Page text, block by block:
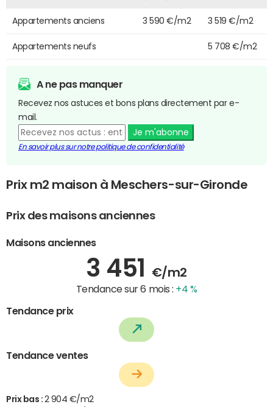
Appartements anciens 3 590 €/m2 3 519 €/m2
Appartements neufs 5 708 €/m2
A ne pas manquer
Recevez nos astuces et bons plans directement par e-
mail.
Je m'abonne
En savoir plus sur notre politique de confidentialité
Prix m2 maison à Meschers-sur-Gironde
Prix des maisons anciennes
Maisons anciennes
3 451 €/m2
Tendance sur 6 mois : +4 %
Tendance prix
Tendance ventes
Prix bas : 2 904 €/m2